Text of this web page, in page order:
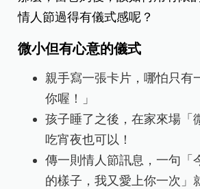
情人節過得有儀式感呢？
微小但有心意的儀式
親手寫一張卡片，哪怕只有
你喔！」
孩子睡了之後，在家來場「
吃宵夜也可以！
傳一則情人節訊息，一句「
的樣子，我又愛上你一次」